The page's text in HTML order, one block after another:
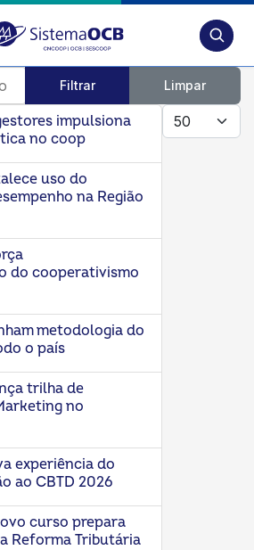
Filtrar Limpar
Mostrar #
impulsiona
no coop
uso do
na Região
do cooperativismo
metodologia do
o país
trilha de
no
experiência do
ao CBTD 2026
curso prepara
Reforma Tributária